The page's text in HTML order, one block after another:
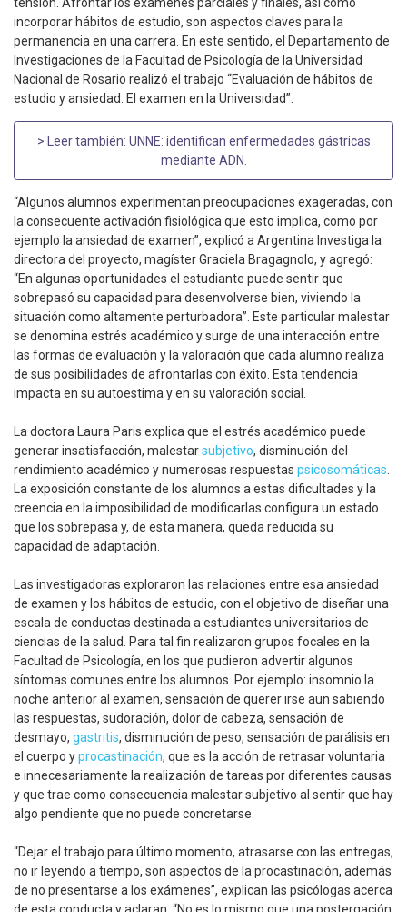
incorporar hábitos de estudio, son aspectos claves para la
permanencia en una carrera. En este sentido, el Departamento de
Investigaciones de la Facultad de Psicología de la Universidad
Nacional de Rosario realizó el trabajo “Evaluación de hábitos de
estudio y ansiedad. El examen en la Universidad”.
> Leer también: UNNE: identifican enfermedades gástricas
mediante ADN
“Algunos alumnos experimentan preocupaciones exageradas, con
la consecuente activación fisiológica que esto implica, como por
ejemplo la ansiedad de examen”, explicó a Argentina Investiga la
directora del proyecto, magíster Graciela Bragagnolo, y agregó:
“En algunas oportunidades el estudiante puede sentir que
sobrepasó su capacidad para desenvolverse bien, viviendo la
situación como altamente perturbadora”. Este particular malestar
se denomina estrés académico y surge de una interacción entre
las formas de evaluación y la valoración que cada alumno realiza
de sus posibilidades de afrontarlas con éxito. Esta tendencia
impacta en su autoestima y en su valoración social.
La doctora Laura Paris explica que el estrés académico puede
generar insatisfacción, malestarsubjetivo, disminución del
rendimiento académico y numerosas respuestas psicosomáticas
La exposición constante de los alumnos a estas dificultades y la
creencia en la imposibilidad de modificarlas configura un estado
que los sobrepasa y, de esta manera, queda reducida su
capacidad de adaptación.
Las investigadoras exploraron las relaciones entre esa ansiedad
de examen y los hábitos de estudio, con el objetivo de diseñar una
escala de conductas destinada a estudiantes universitarios de
ciencias de la salud. Para tal fin realizaron grupos focales en la
Facultad de Psicología, en los que pudieron advertir algunos
síntomas comunes entre los alumnos. Por ejemplo: insomnio la
noche anterior al examen, sensación de querer irse aun sabiendo
las respuestas, sudoración, dolor de cabeza, sensación de
desmayo, gastritis, disminución de peso, sensación de parálisis en
el cuerpo yprocastinación, que es la acción de retrasar voluntaria
e innecesariamente la realización de tareas por diferentes causas
y que trae como consecuencia malestar subjetivo al sentir que hay
algo pendiente que no puede concretarse.
“Dejar el trabajo para último momento, atrasarse con las entregas,
no ir leyendo a tiempo, son aspectos de la procastinación, además
de no presentarse a los exámenes”, explican las psicólogas acerca